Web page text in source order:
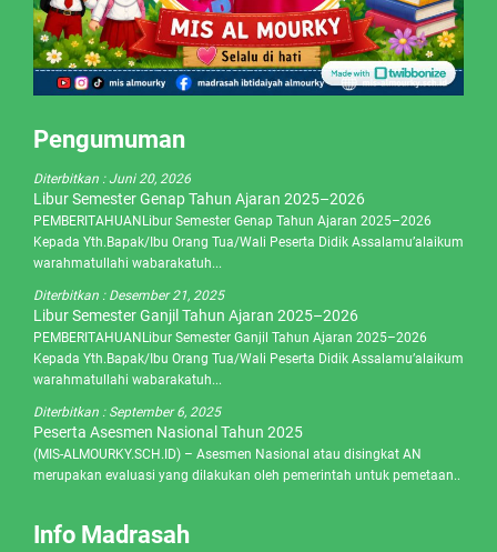
Pengumuman
Diterbitkan :Juni 20, 2026
Libur Semester Genap Tahun Ajaran 2025–2026
PEMBERITAHUANLibur Semester Genap Tahun Ajaran 2025–2026
Kepada Yth.Bapak/Ibu Orang Tua/Wali Peserta Didik Assalamu’alaikum
warahmatullahi wabarakatuh...
Diterbitkan : Desember 21, 2025
Libur Semester Ganjil Tahun Ajaran 2025–2026
PEMBERITAHUANLibur Semester Ganjil Tahun Ajaran 2025–2026
Kepada Yth.Bapak/Ibu Orang Tua/Wali Peserta Didik Assalamu’alaikum
warahmatullahi wabarakatuh...
Diterbitkan : September 6, 2025
Peserta Asesmen Nasional Tahun 2025
(MIS-ALMOURKY.SCH.ID) – Asesmen Nasional atau disingkat AN
merupakan evaluasi yang dilakukan oleh pemerintah untuk pemetaan..
Info Madrasah